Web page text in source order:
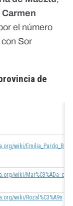
el número
Sor